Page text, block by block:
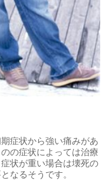
症状から強い痛みがあ
の症状によっては治療
状が重い場合は壊死の
なるそうです。